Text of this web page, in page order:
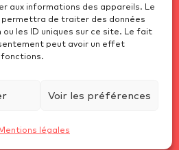
aux informations des appareils. Le
de traiter des données
les ID uniques sur ce site. Le fait
peut avoir un effet
Voir les préférences
légales
(UE)
données